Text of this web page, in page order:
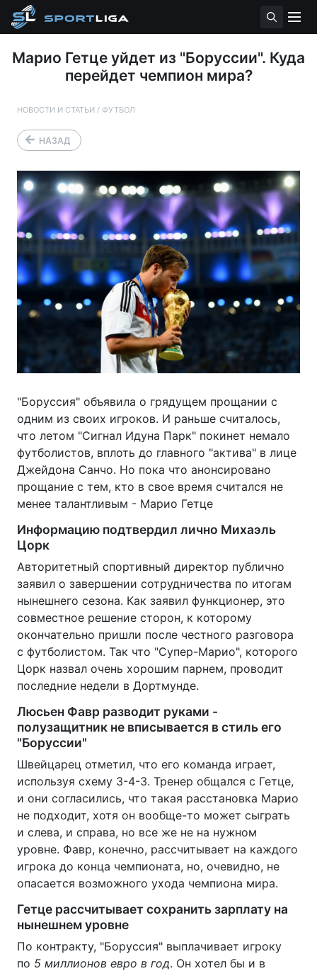
Марио Гетце уйдет из "Боруссии". Куда
перейдет чемпион мира?
НОВОСТИ И СТАТЬИ / ФУТБОЛ
НАЗАД
"Боруссия" объявила о грядущем прощании с
одним из своих игроков. И раньше считалось,
что летом "Сигнал Идуна Парк" покинет немало
футболистов, вплоть до главного "актива" в лице
Джейдона Санчо. Но пока что анонсировано
прощание с тем, кто в свое время считался не
менее талантливым - Марио Гетце
Информацию подтвердил лично Михаэль
Цорк
Авторитетный спортивный директор публично
заявил о завершении сотрудничества по итогам
нынешнего сезона. Как заявил функционер, это
совместное решение сторон, к которому
окончательно пришли после честного разговора
с футболистом. Так что "Супер-Марио", которого
Цорк назвал очень хорошим парнем, проводит
последние недели в Дортмунде.
Люсьен Фавр разводит руками -
полузащитник не вписывается в стиль его
"Боруссии"
Швейцарец отметил, что его команда играет,
используя схему 3-4-3. Тренер общался с Гетце,
и они согласились, что такая расстановка Марио
не подходит, хотя он вообще-то может сыграть
и слева, и справа, но все же не на нужном
уровне. Фавр, конечно, рассчитывает на каждого
игрока до конца чемпионата, но, очевидно, не
опасается возможного ухода чемпиона мира.
Гетце рассчитывает сохранить зарплату на
нынешнем уровне
По контракту, "Боруссия" выплачивает игроку
по 5 миллионов евро в год. Он хотел бы и в